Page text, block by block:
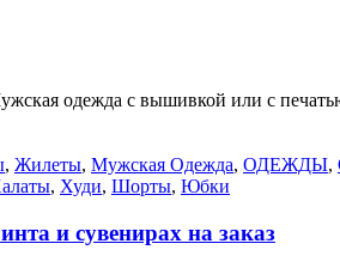
одежда с вышивкой или с
, Жилеты, Мужская Одежда, ОДЕЖДЫ,
, Худи, Шорты, Юбки
и сувенирах на заказ